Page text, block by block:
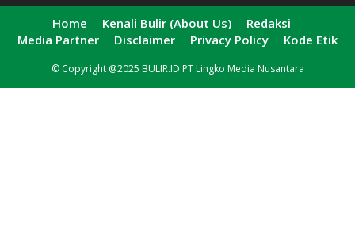
Home Kenali Bulir (About Us)
Redaksi
Media Partner
Disclaimer Privacy Policy Kode Etik
© Copyright @2025 BULIR.ID PT Lingko Media Nusantara